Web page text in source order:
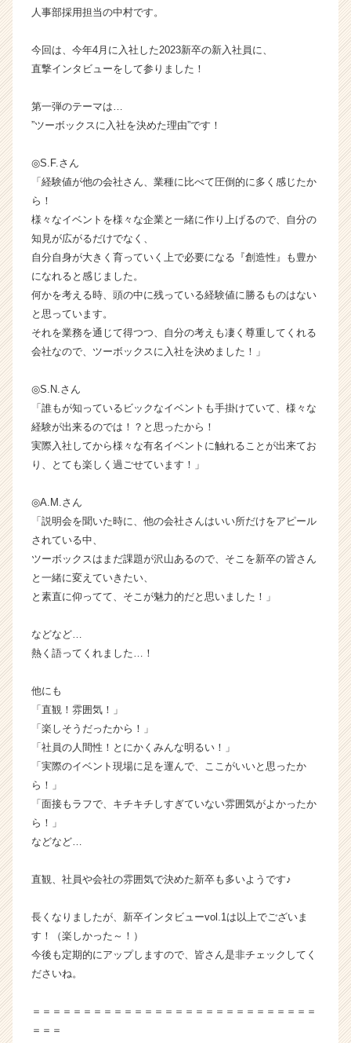
イ
ベ
ン
ー・
業
ら
ス
カ
ト
が
く
就
イ
ア
キ
ア
h
e
e
r
r
人事部採用担当の中村です。
今回は、今年4月に入社した2023新卒の新入社員に、
直撃インタビューをして参りました！
第一弾のテーマは…
”ツーボックスに入社を決めた理由”です！
◎S.F.さん
「経験値が他の会社さん、業種に比べて圧倒的に多く感じたか
ら！
様々なイベントを様々な企業と一緒に作り上げるので、自分の
知見が広がるだけでなく、
自分自身が大きく育っていく上で必要になる『創造性』も豊か
になれると感じました。
何かを考える時、頭の中に残っている経験値に勝るものはない
と思っています。
それを業務を通じて得つつ、自分の考えも凄く尊重してくれる
会社なので、ツーボックスに入社を決めました！」
◎S.N.さん
「誰もが知っているビックなイベントも手掛けていて、様々な
経験が出来るのでは！？と思ったから！
実際入社してから様々な有名イベントに触れることが出来てお
り、とても楽しく過ごせています！」
◎A.M.さん
「説明会を聞いた時に、他の会社さんはいい所だけをアピール
されている中、
ツーボックスはまだ課題が沢山あるので、そこを新卒の皆さん
と一緒に変えていきたい、
と素直に仰ってて、そこが魅力的だと思いました！」
などなど…
熱く語ってくれました…！
他にも
「直観！雰囲気！」
「楽しそうだったから！」
「社員の人間性！とにかくみんな明るい！」
「実際のイベント現場に足を運んで、ここがいいと思ったか
ら！」
「面接もラフで、キチキチしすぎていない雰囲気がよかったか
ら！」
などなど…
直観、社員や会社の雰囲気で決めた新卒も多いようです♪
長くなりましたが、新卒インタビューvol.1は以上でございま
す！（楽しかった～！）
今後も定期的にアップしますので、皆さん是非チェックしてく
ださいね。
＝＝＝＝＝＝＝＝＝＝＝＝＝＝＝＝＝＝＝＝＝＝＝＝＝＝＝＝
＝＝＝